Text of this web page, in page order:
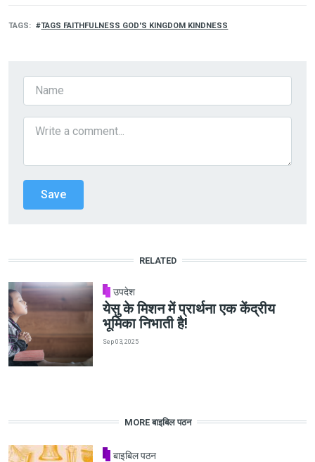
TAGS TAGS FAITHFULNESS GOD'S KINGDOM KINDNESS
RELATED
उपदेश
येसु के मिशन में प्रार्थना एक केंद्रीय
भूमिका निभाती है!
Sep 03, 2025
MORE बाइबिल पठन
बाइबिल पठन